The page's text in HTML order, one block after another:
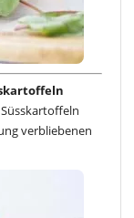
verbliebenen